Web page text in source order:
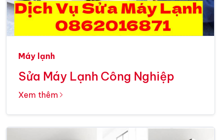
Máy lạnh
Sửa Máy Lạnh Công Nghiệp
Xem thêm